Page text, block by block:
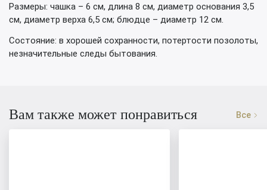
Размеры: чашка – 6 см, длина 8 см, диаметр основания 3,5
см, диаметр верха 6,5 см; блюдце – диаметр 12 см.
Состояние: в хорошей сохранности, потертости позолоты,
незначительные следы бытования.
Вам также может понравиться Все